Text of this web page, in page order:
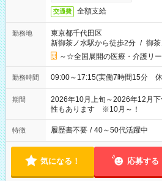
交通費 全額支給
勤務地
東京都千代田区
新御茶ノ水駅から徒歩2分 / 御
～☆全国展開の医療・介護リ
勤務時間 09:00～17:15(実働7時間15分
期間
2026年10月上旬～2026年12月
性もあります ※10月～！
特徴 履歴書不要 / 40～50代活躍中
気になる！ 応募する